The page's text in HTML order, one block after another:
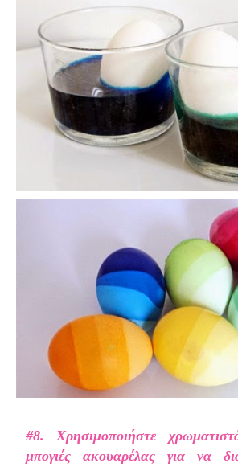
#8. Χρησιμοποιήστε
μπογιές ακουαρέλας για να